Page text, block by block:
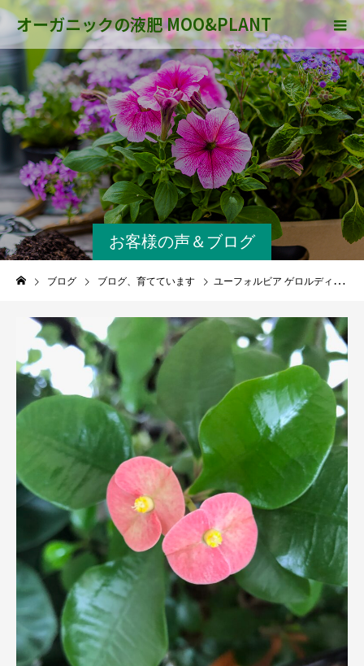
オーガニックの液肥 MOO&PLANT
お客様の声＆ブログ
ブログ ブログ、育てています ユーフォルビア ゲロルディを育て方２０１７年〜２０２１年